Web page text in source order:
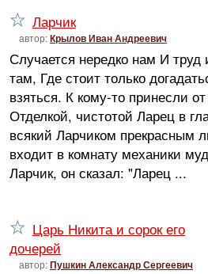
Ларчик
автор:Крылов Иван Андреевич
Случается нередко нам И труд
там, Где стоит только
взяться. К кому-то принесли
Отделкой, чистотой Ларец в
всякий Ларчиком прекрасным
входит в комнату механики
Ларчик, он сказал: "Ларец ...
Царь Никита и сорок его
дочерей
автор:Пушкин Александр Сергеевич